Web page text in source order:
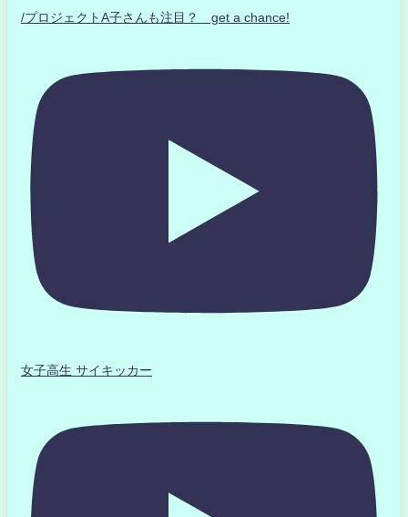
/プロジェクトA子さんも注目？ get a chance!
女子高生 サイキッカー